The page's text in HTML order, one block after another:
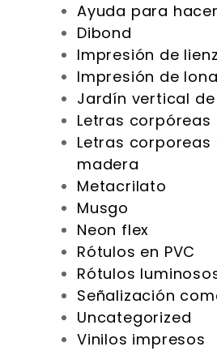
Ayuda para
Dibond
Impresión de
Impresión de
Jardín vertical
Letras corpóreas
Letras corporeas
madera
Metacrilato
Musgo
Neon flex
Rótulos en PVC
Rótulos
Señalización
Uncategorized
Vinilos impresos